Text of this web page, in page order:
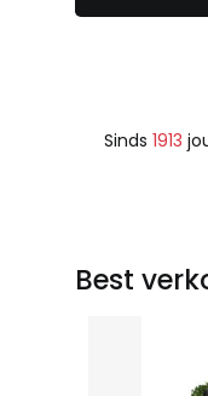
Sinds 1913
Best